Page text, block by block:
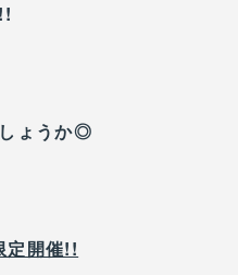
ょうか◎
定開催!!